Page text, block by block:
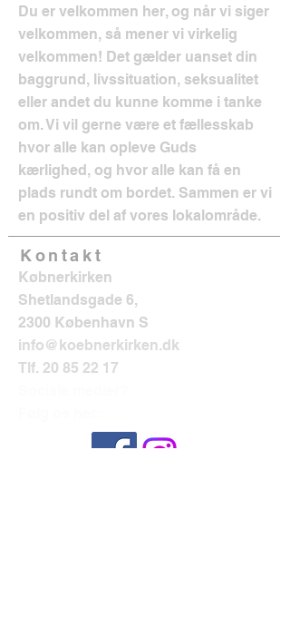
Du er velkommen her, og når vi siger
velkommen, så mener vi virkelig
velkommen! Det gælder uanset din
baggrund, livssituation, seksualitet
eller andet du kunne komme i tanke
om. Vi vil gerne være et fællesskab
hvor alle kan opleve Guds
kærlighed, og hvor alle kan få en
plads rundt om bordet. Sammen er vi
en positiv del af vores lokalområde.
Kontakt
Købnerkirken
Shetlandsgade 6,
2300 København S
info@koebnerkirken.dk
Tlf. 20 85 22 17